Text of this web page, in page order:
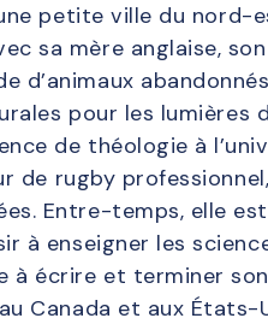
petite ville du nord-
sa mère anglaise,
abandonnés.
pour les lumières
de théologie à
de rugby
Entre-temps, elle
à enseigner les
à écrire et terminer
Canada et aux États-